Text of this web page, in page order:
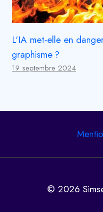
L’IA met-elle en
graphisme ?
19 septembre 2024
© 2026